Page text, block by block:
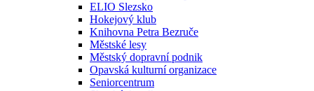
ELIO Slezsko
Hokejový klub
Knihovna Petra Bezruče
Městské lesy
Městský dopravní podnik
Opavská kulturní organizace
Seniorcentrum